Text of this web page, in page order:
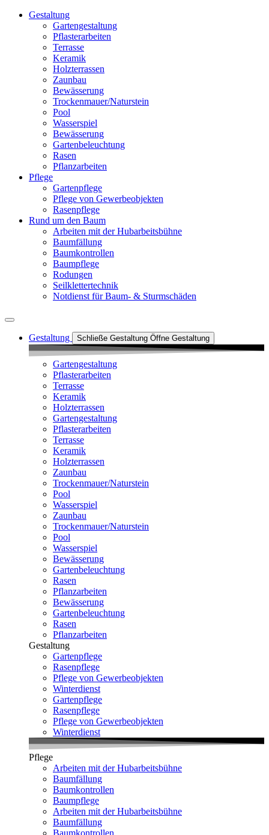
Gestaltung
Gartengestaltung
Pflasterarbeiten
Terrasse
Keramik
Holzterrassen
Zaunbau
Bewässerung
Trockenmauer/Naturstein
Pool
Wasserspiel
Bewässerung
Gartenbeleuchtung
Rasen
Pflanzarbeiten
Pflege
Gartenpflege
Pflege von Gewerbeobjekten
Rasenpflege
Rund um den Baum
Arbeiten mit der Hubarbeitsbühne
Baumfällung
Baumkontrollen
Baumpflege
Rodungen
Seilklettertechnik
Notdienst für Baum- & Sturmschäden
Gestaltung Schließe Gestaltung Öffne Gestaltung
Gartengestaltung
Pflasterarbeiten
Terrasse
Keramik
Holzterrassen
Gartengestaltung
Pflasterarbeiten
Terrasse
Keramik
Holzterrassen
Zaunbau
Trockenmauer/Naturstein
Pool
Wasserspiel
Zaunbau
Trockenmauer/Naturstein
Pool
Wasserspiel
Bewässerung
Gartenbeleuchtung
Rasen
Pflanzarbeiten
Bewässerung
Gartenbeleuchtung
Rasen
Pflanzarbeiten
Gestaltung
Gartenpflege
Rasenpflege
Pflege von Gewerbeobjekten
Winterdienst
Gartenpflege
Rasenpflege
Pflege von Gewerbeobjekten
Winterdienst
Pflege
Arbeiten mit der Hubarbeitsbühne
Baumfällung
Baumkontrollen
Baumpflege
Arbeiten mit der Hubarbeitsbühne
Baumfällung
Baumkontrollen